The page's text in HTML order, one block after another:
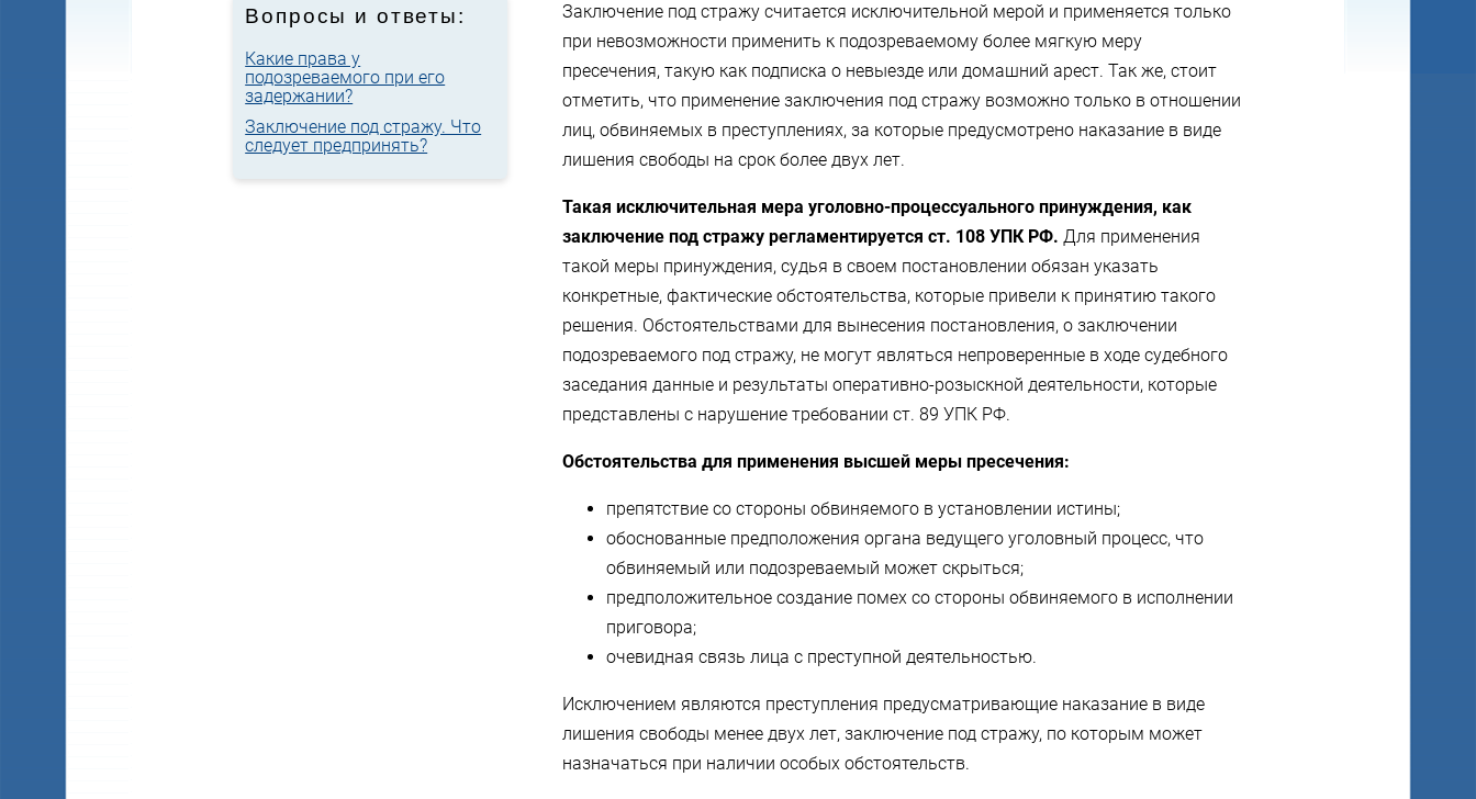
Вопросы и ответы:
Какие права у
подозреваемого при его
задержании?
Заключение под стражу. Что
следует предпринять?
Заключение под стражу считается исключительной мерой и применяется только
при невозможности применить к подозреваемому более мягкую меру
пресечения, такую как подписка о невыезде или домашний арест. Так же, стоит
отметить, что применение заключения под стражу возможно только в отношении
лиц, обвиняемых в преступлениях, за которые предусмотрено наказание в виде
лишения свободы на срок более двух лет.
Такая исключительная мера уголовно-процессуального принуждения, как
заключение под стражу регламентируется ст. 108 УПК РФ. Для применения
такой меры принуждения, судья в своем постановлении обязан указать
конкретные, фактические обстоятельства, которые привели к принятию такого
решения. Обстоятельствами для вынесения постановления, о заключении
подозреваемого под стражу, не могут являться непроверенные в ходе судебного
заседания данные и результаты оперативно-розыскной деятельности, которые
представлены с нарушение требовании ст. 89 УПК РФ.
Обстоятельства для применения высшей меры пресечения:
препятствие со стороны обвиняемого в установлении истины;
обоснованные предположения органа ведущего уголовный процесс, что
обвиняемый или подозреваемый может скрыться;
предположительное создание помех со стороны обвиняемого в исполнении
приговора;
очевидная связь лица с преступной деятельностью.
Исключением являются преступления предусматривающие наказание в виде
лишения свободы менее двух лет, заключение под стражу, по которым может
назначаться при наличии особых обстоятельств.